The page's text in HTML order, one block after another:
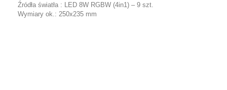
Źródła światła : LED 8W RGBW (4in1) – 9 szt.
Wymiary ok.: 250x235 mm